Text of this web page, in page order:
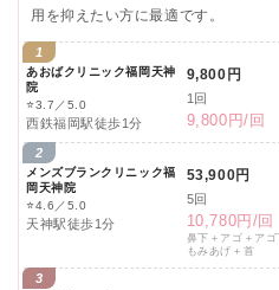
用を抑えたい方に最適です。
1
あおばクリニック福岡天神
院
⭐3.7／5.0
西鉄福岡駅徒歩1分
9,800円
1回
9,800円/回
2
メンズブランクリニック福
岡天神院
⭐4.6／5.0
天神駅徒歩1分
53,900円
5回
10,780円/回
鼻下＋アゴ＋アゴ
もみあげ＋首
3